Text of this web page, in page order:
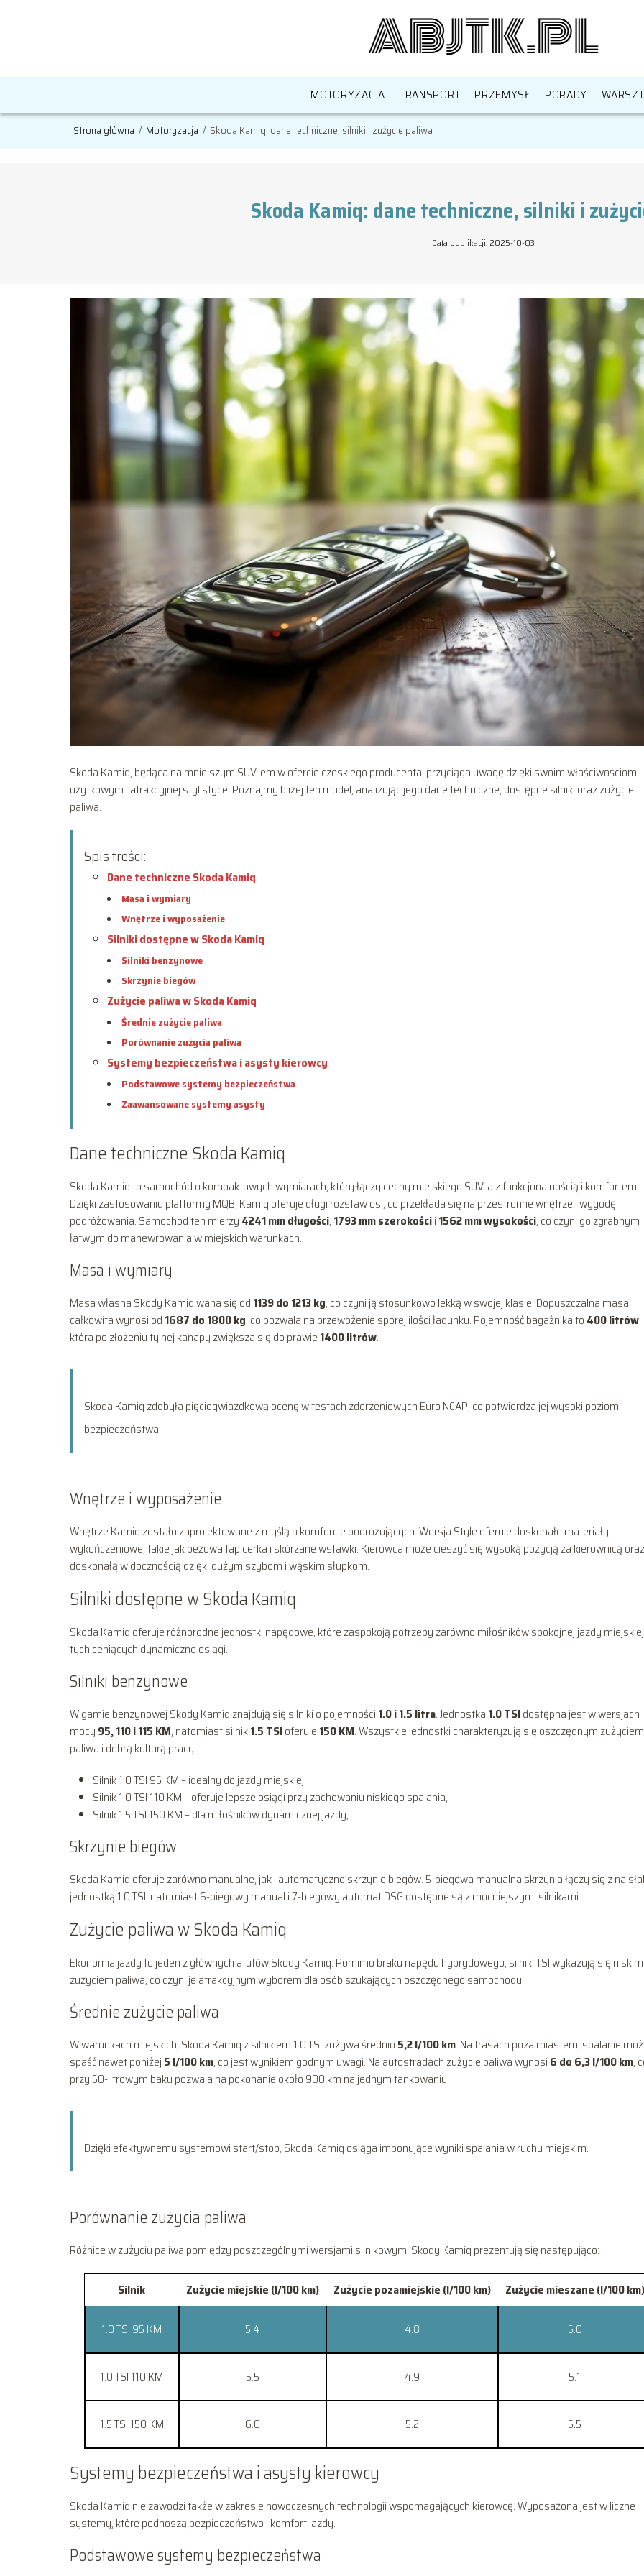
MOTORYZACJA TRANSPORT PRZEMYSŁ PORADY
Strona główna / Motoryzacja / Skoda Kamiq: dane techniczne, silniki i zużycie paliwa
Skoda Kamiq: dane techniczne, silniki i
Data publikacji: 2025-10-03
Skoda Kamiq, będąca najmniejszym SUV-em w ofercie czeskiego producenta, przyciąga uwagę dzięki swoim właściwościom
użytkowym i atrakcyjnej stylistyce. Poznajmy bliżej ten model, analizując jego dane techniczne, dostępne silniki oraz zużycie
paliwa.
Spis treści:
Dane techniczne Skoda Kamiq
Masa i wymiary
Wnętrze i wyposażenie
Silniki dostępne w Skoda Kamiq
Silniki benzynowe
Skrzynie biegów
Zużycie paliwa w Skoda Kamiq
Średnie zużycie paliwa
Porównanie zużycia paliwa
Systemy bezpieczeństwa i asysty kierowcy
Podstawowe systemy bezpieczeństwa
Zaawansowane systemy asysty
Dane techniczne Skoda Kamiq
Skoda Kamiq to samochód o kompaktowych wymiarach, który łączy cechy miejskiego SUV-a z funkcjonalnością i komfortem.
Dzięki zastosowaniu platformy MQB, Kamiq oferuje długi rozstaw osi, co przekłada się na przestronne wnętrze i wygodę
podróżowania. Samochód ten mierzy 4241 mm długości, 1793 mm szerokościi 1562 mm wysokości, co czyni go zgrabnym i
łatwym do manewrowania w miejskich warunkach.
Masa i wymiary
Masa własna Skody Kamiq waha się od 1139 do 1213 kg, co czyni ją stosunkowo lekką w swojej klasie. Dopuszczalna masa
całkowita wynosi od 1687 do 1800 kg, co pozwala na przewożenie sporej ilości ładunku. Pojemność bagażnika to 400 litrów,
która po złożeniu tylnej kanapy zwiększa się do prawie 1400 litrów.
Skoda Kamiq zdobyła pięciogwiazdkową ocenę w testach zderzeniowych Euro NCAP, co potwierdza jej wysoki poziom
bezpieczeństwa.
Wnętrze i wyposażenie
Wnętrze Kamiq zostało zaprojektowane z myślą o komforcie podróżujących. Wersja Style oferuje doskonałe materiały
wykończeniowe, takie jak beżowa tapicerka i skórzane wstawki. Kierowca może cieszyć się wysoką pozycją za kierownicą oraz
doskonałą widocznością dzięki dużym szybom i wąskim słupkom.
Silniki dostępne w Skoda Kamiq
Skoda Kamiq oferuje różnorodne jednostki napędowe, które zaspokoją potrzeby zarówno miłośników spokojnej jazdy
tych ceniących dynamiczne osiągi.
Silniki benzynowe
W gamie benzynowej Skody Kamiq znajdują się silniki o pojemności 1.0 i 1.5 litra. Jednostka 1.0 TSIdostępna jest w wersjach
mocy 95, 110 i 115 KM, natomiast silnik1.5 TSIoferuje 150 KM. Wszystkie jednostki charakteryzują się oszczędnym zużyciem
paliwa i dobrą kulturą pracy.
Silnik 1.0 TSI 95 KM – idealny do jazdy miejskiej,
Silnik 1.0 TSI 110 KM – oferuje lepsze osiągi przy zachowaniu niskiego spalania,
Silnik 1.5 TSI 150 KM – dla miłośników dynamicznej jazdy,
Skrzynie biegów
Skoda Kamiq oferuje zarówno manualne, jak i automatyczne skrzynie biegów. 5-biegowa manualna skrzynia łączy się z
jednostką 1.0 TSI, natomiast 6-biegowy manual i 7-biegowy automat DSG dostępne są z mocniejszymi silnikami.
Zużycie paliwa w Skoda Kamiq
Ekonomia jazdy to jeden z głównych atutów Skody Kamiq. Pomimo braku napędu hybrydowego, silniki TSI wykazują się niskim
zużyciem paliwa, co czyni je atrakcyjnym wyborem dla osób szukających oszczędnego samochodu.
Średnie zużycie paliwa
W warunkach miejskich, Skoda Kamiq z silnikiem 1.0 TSI zużywa średnio 5,2 l/100 km. Na trasach poza miastem, spalanie
spaść nawet poniżej 5 l/100 km, co jest wynikiem godnym uwagi. Na autostradach zużycie paliwa wynosi 6 do 6,3 l/100 km,
przy 50-litrowym baku pozwala na pokonanie około 900 km na jednym tankowaniu.
Dzięki efektywnemu systemowi start/stop, Skoda Kamiq osiąga imponujące wyniki spalania w ruchu miejskim.
Porównanie zużycia paliwa
Różnice w zużyciu paliwa pomiędzy poszczególnymi wersjami silnikowymi Skody Kamiq prezentują się następująco:
Silnik Zużycie miejskie (l/100 km) Zużycie pozamiejskie (l/100 km) Zużycie mieszane (l/100 km)
1.0 TSI 95 KM 5.4 4.8 5.0
1.0 TSI 110 KM 5.5 4.9 5.1
1.5 TSI 150 KM 6.0 5.2 5.5
Systemy bezpieczeństwa i asysty kierowcy
Skoda Kamiq nie zawodzi także w zakresie nowoczesnych technologii wspomagających kierowcę. Wyposażona jest w liczne
systemy, które podnoszą bezpieczeństwo i komfort jazdy.
Podstawowe systemy bezpieczeństwa